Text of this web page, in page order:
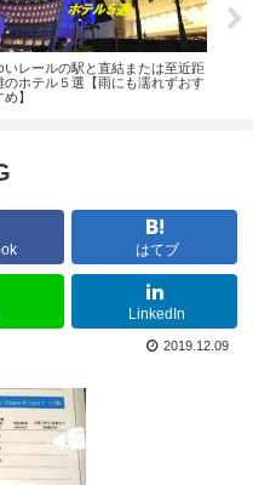
いレールの駅と直結または至近距
のホテル５選【雨にも濡れずおす
め】
はてブ
LinkedIn
2019.12.09